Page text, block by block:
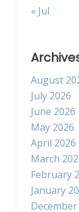
« Jul
August
July 2026
June 2026
May 2026
April 2026
March
February
January
December